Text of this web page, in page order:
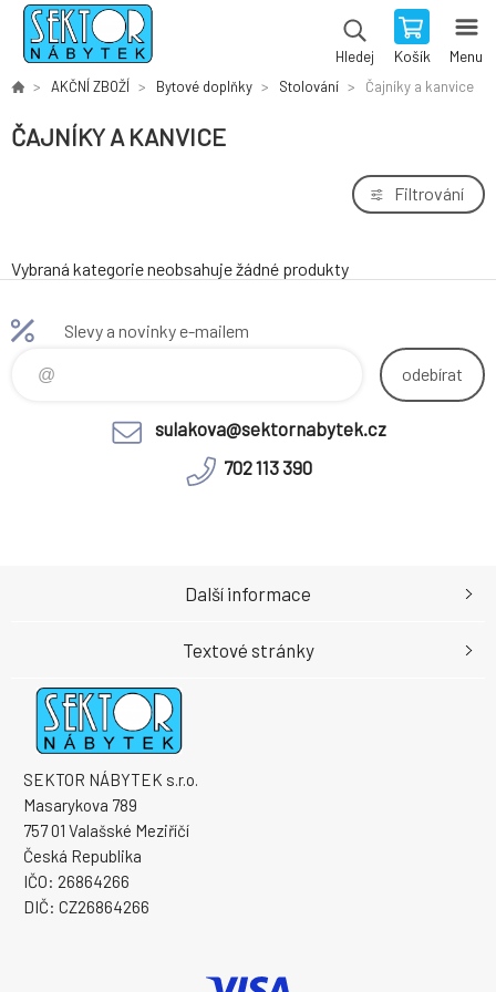
Hledej Košík Menu
AKČNÍ ZBOŽÍ Bytové doplňky Stolování Čajníky a kanvice
ČAJNÍKY A KANVICE
Filtrování
Vybraná kategorie neobsahuje žádné produkty
Slevy a novinky e-mailem
odebírat
sulakova@sektornabytek.cz
702 113 390
SEKTOR NÁBYTEK s.r.o.
Masarykova 789
757 01 Valašské Meziříčí
Česká Republika
IČO: 26864266
DIČ: CZ26864266
Další informace
Textové stránky